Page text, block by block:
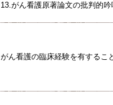
13.がん看護原著論文の批判的吟
がん看護の臨床経験を有するこ